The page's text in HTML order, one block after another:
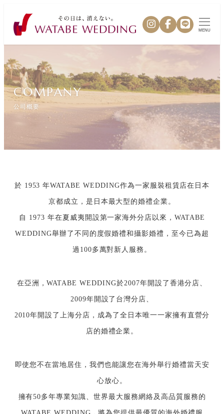
MENU
COMPANY
公司概要
於 1953 年WATABE WEDDING作為一家服裝租賃店在日本
京都成立，是日本最大型的婚禮企業。
自 1973 年在夏威夷開設第一家海外分店以來，WATABE
WEDDING舉辦了不同的度假婚禮和攝影婚禮，至今已為超
過100多萬對新人服務。
在亞洲，WATABE WEDDING於2007年開設了香港分店、
2009年開設了台灣分店、
2010年開設了上海分店，成為了全日本唯一一家擁有直營分
店的婚禮企業。
即使您不在當地居住，我們也能讓您在海外舉行婚禮當天安
心放心。
擁有50多年專業知識、世界最大服務網絡及高品質服務的